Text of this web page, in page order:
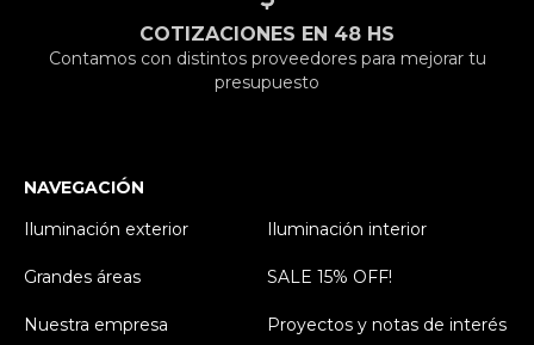
COTIZACIONES EN 48 HS
Contamos con distintos proveedores para mejorar tu
presupuesto
NAVEGACIÓN
Iluminación exterior
Iluminación interior
Grandes áreas SALE 15% OFF!
Nuestra empresa Proyectos y notas de interés